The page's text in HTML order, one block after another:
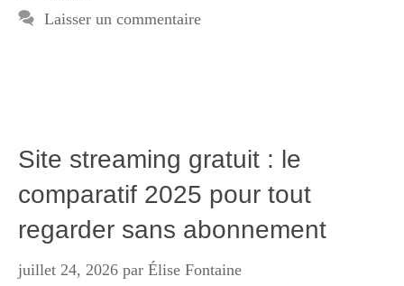
Laisser un commentaire
Site streaming gratuit : le
comparatif 2025 pour tout
regarder sans abonnement
juillet 24, 2026 par Élise Fontaine